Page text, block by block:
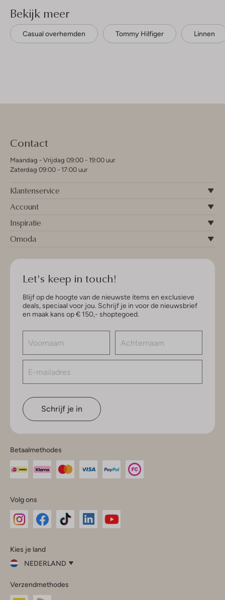
Bekijk meer
Casual overhemden Tommy Hilfiger Linnen
Contact
Maandag - Vrijdag 09:00 - 19:00 uur
Zaterdag 09:00 - 17:00 uur
Klantenservice
Account
Inspiratie
Omoda
Let's keep in touch!
Blijf op de hoogte van de nieuwste items en exclusieve
deals, speciaal voor jou. Schrijf je in voor de nieuwsbrief
en maak kans op € 150,- shoptegoed.
Schrijf je in
Betaalmethodes
Volg ons
InstagramFacebook
Kies je land
NEDERLAND
je
land
Verzendmethodes